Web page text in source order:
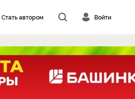
Стать автором Войти